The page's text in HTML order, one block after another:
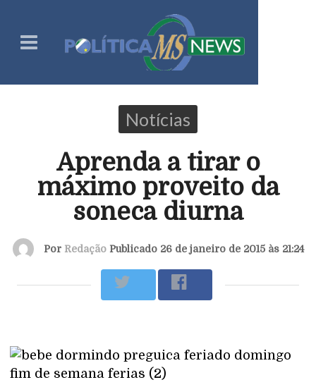
Notícias
Aprenda a tirar o
máximo proveito da
soneca diurna
Por RedaçãoPublicado 26 de janeiro de 2015 às 21:24